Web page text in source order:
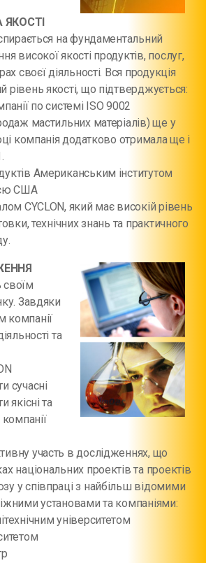
ЯКОСТІ
на фундаментальний
високої якості продуктів, послуг,
своєї діяльності. Вся продукція
рівень якості, що підтверджується:
по системі ISO 9002
мастильних матеріалів) ще у
компанія додатково отримала ще і
Американським інститутом
США
CYCLON, який має високій рівень
технічних знань та практичного
своїм
Завдяки
компанії
та
сучасні
якісні та
компанії
участь в дослідженнях, що
національних проектів та проектів
у співпраці з найбільш відомими
установами та компаніями:
університетом